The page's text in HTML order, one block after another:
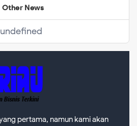
Other News
undefined
pertama, namun kami akan